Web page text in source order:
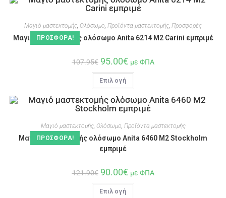
ΠΡΟΣΦΟΡΆ!
Μαγιό μαστεκτομής, Ολόσωμο, Προϊόντα μαστεκτομής, Προσφορές
Μαγιό μαστεκτομής ολόσωμο Anita 6214 M2 Carini εμπριμέ
107.95€ 95.00€ με ΦΠΑ
Επιλογή
ΠΡΟΣΦΟΡΆ!
Μαγιό μαστεκτομής, Ολόσωμο Προϊόντα μαστεκτομής
Μαγιό μαστεκτομής ολόσωμο Anita 6460 M2 Stockholm
εμπριμέ
121.90€ 90.00€ με ΦΠΑ
Επιλογή